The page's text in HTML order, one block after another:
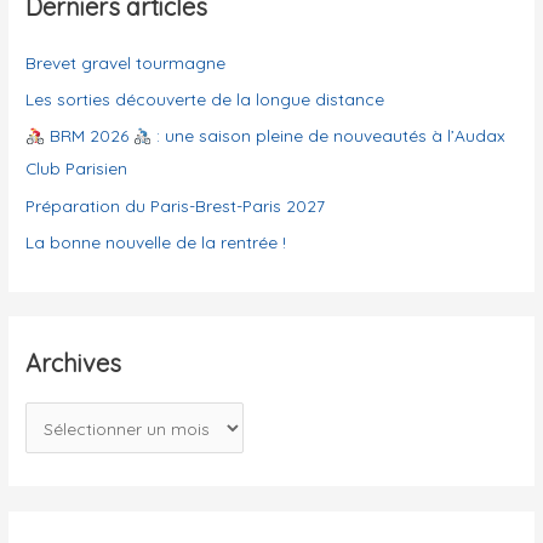
r
i
e
s
Derniers articles
Brevet gravel tourmagne
Les sorties découverte de la longue distance
BRM 2026
: une saison pleine de nouveautés à l’Audax
Club Parisien
Préparation du Paris-Brest-Paris 2027
La bonne nouvelle de la rentrée !
Archives
r